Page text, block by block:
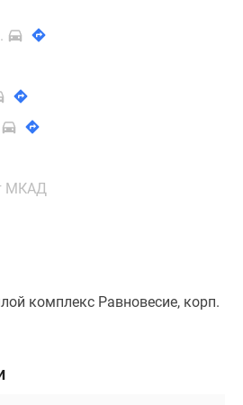
МКАД
комплекс Равновесие, корп.